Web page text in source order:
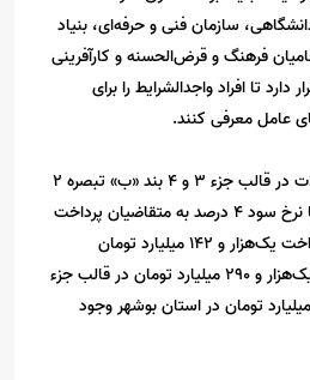
سازمان فنی و حرفه‌ای، بنیاد
فرهنگ و قرض‌الحسنه و کارآفرینی
تا افراد واجدالشرایط را برای
عامل معرفی کنند.
وی با بیان اینکه این تسهیلات در قالب جزء 3 و 4 بند «ب» تبصره 2
قانون بودجه سال جاری و با نرخ سود 4 درصد به متقاضیان پرداخت
خواهد شد گفت: امکان پرداخت یک‌هزار و 142 میلیارد تومان
تسهیلات در قالب جزء 4 و یک‌هزار و 290 میلیارد تومان در قالب جزء
3 و مجموعا 2 هزار و 432 میلیارد تومان در استان بوشهر وجود